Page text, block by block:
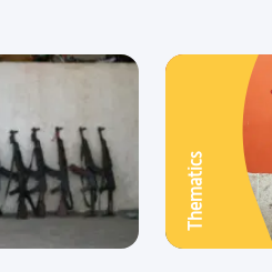
Thematics